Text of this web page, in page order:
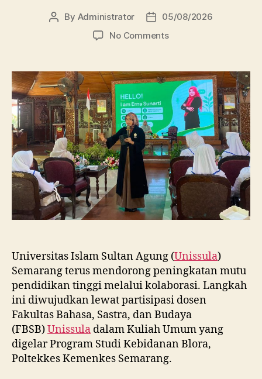
Post
By Administrator
Post05/08/2026
No Commentson
Unissula
Bekali
Mahasiswa
Kebidanan
Blora
Etika
dan
Keterampilan
Public
Speaking
Universitas Islam Sultan Agung (Unissula)
Semarang terus mendorong peningkatan mutu
pendidikan tinggi melalui kolaborasi. Langkah
ini diwujudkan lewat partisipasi dosen
Fakultas Bahasa, Sastra, dan Budaya
(FBSB)Unissula dalam Kuliah Umum yang
digelar Program Studi Kebidanan Blora,
Poltekkes Kemenkes Semarang.